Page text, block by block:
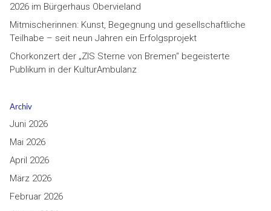
2026 im Bürgerhaus Obervieland
Mitmischerinnen: Kunst, Begegnung und gesellschaftliche
Teilhabe – seit neun Jahren ein Erfolgsprojekt
Chorkonzert der „ZIS Sterne von Bremen“ begeisterte
Publikum in der KulturAmbulanz
Archiv
Juni 2026
Mai 2026
April 2026
März 2026
Februar 2026